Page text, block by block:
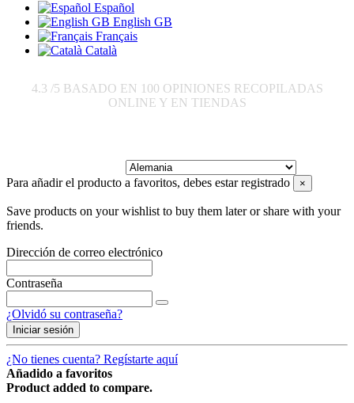
Español
English GB
Français
Català
4.3 /5 BASADO EN 100 OPINIONES RECOPILADAS
ONLINE Y EN TIENDAS
Para añadir el producto a favoritos, debes estar registrado ×
Save products on your wishlist to buy them later or share with your
friends.
Dirección de correo electrónico
Contraseña
¿Olvidó su contraseña?
Iniciar sesión
¿No tienes cuenta? Regístarte aquí
Añadido a favoritos
Product added to compare.